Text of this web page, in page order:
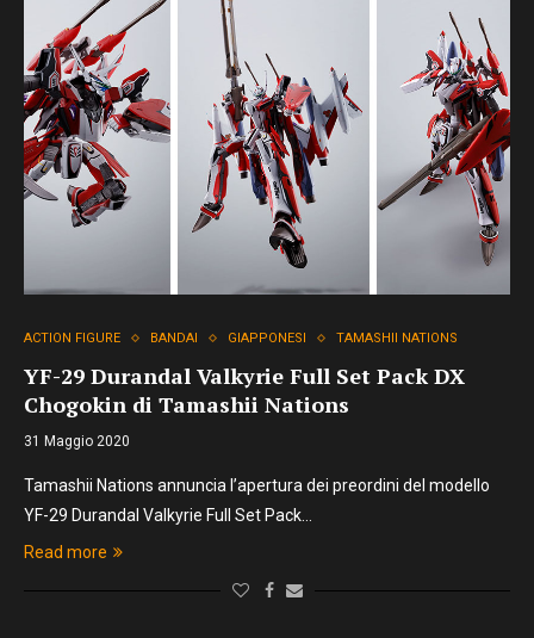
ACTION FIGURE BANDAI GIAPPONESI TAMASHII NATIONS
YF-29 Durandal Valkyrie Full Set Pack DX
Chogokin di Tamashii Nations
31 Maggio 2020
Tamashii Nations annuncia l’apertura dei preordini del modello
YF-29 Durandal Valkyrie Full Set Pack…
Read more